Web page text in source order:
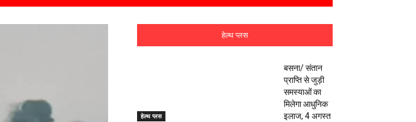
हेल्थ प्लस
हेल्थ प्लस
बसना/ संतान
प्राप्ति से जुड़ी
समस्याओं का
मिलेगा आधुनिक
इलाज, 4 अगस्त